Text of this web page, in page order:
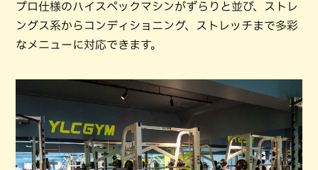
プロ仕様のハイスペックマシンがずらりと並び、ストレ
ングス系からコンディショニング、ストレッチまで多彩
なメニューに対応できます。